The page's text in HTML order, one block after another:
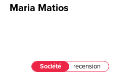
Maria Matios
Société recension